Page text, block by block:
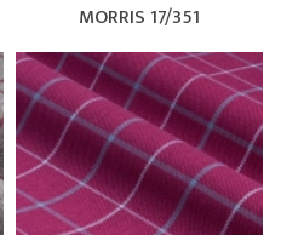
MORRIS 17/351